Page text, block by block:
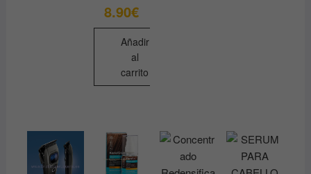
8.90€
Añadir
al
carrito